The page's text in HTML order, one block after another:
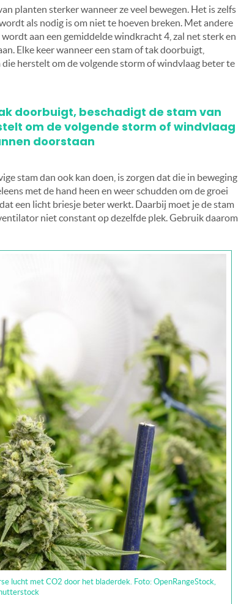
planten sterker wanneer ze veel bewegen. Het is zelfs
als nodig is om niet te hoeven breken. Met andere
aan een gemiddelde windkracht 4, zal net sterk en
Elke keer wanneer een stam of tak doorbuigt,
herstelt om de volgende storm of windvlaag beter te
doorbuigt, beschadigt de stam van
om de volgende storm of windvlaag
doorstaan
stam dan ook kan doen, is zorgen dat die in beweging
met de hand heen en weer schudden om de groei
een licht briesje beter werkt. Daarbij moet je de stam
niet constant op dezelfde plek. Gebruik daarom
lucht met CO2 door het bladerdek. Foto: OpenRangeStock,